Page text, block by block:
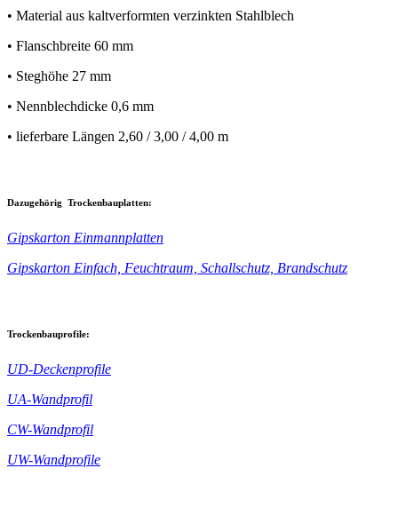
• Material aus kaltverformten verzinkten Stahlblech
• Flanschbreite 60 mm
• Steghöhe 27 mm
• Nennblechdicke 0,6 mm
• lieferbare Längen 2,60 / 3,00 / 4,00 m
Dazugehörig Trockenbauplatten:
Gipskarton Einmannplatten
Gipskarton Einfach, Feuchtraum, Schallschutz, Brandschutz
Trockenbauprofile:
UD-Deckenprofile
UA-Wandprofil
CW-Wandprofil
UW-Wandprofile